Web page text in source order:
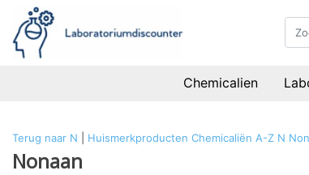
Chemicalien
Terug naar N Huismerkproducten Chemicaliën A-Z N
Nonaan